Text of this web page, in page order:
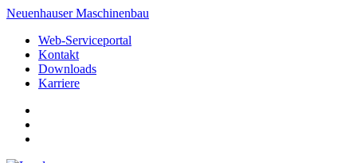
Neuenhauser Maschinenbau
Web-Serviceportal
Kontakt
Downloads
Karriere